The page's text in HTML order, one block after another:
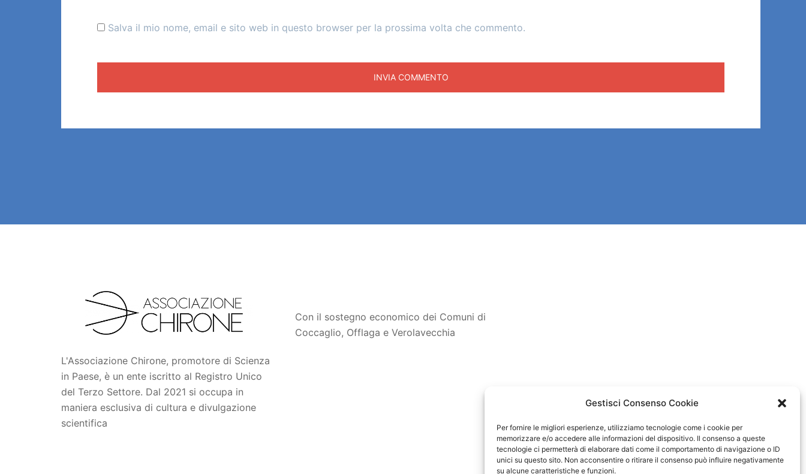
Gestisci Consenso Cookie
Per fornire le migliori esperienze, utilizziamo tecnologie come i cookie per
memorizzare e/o accedere alle informazioni del dispositivo. Il consenso a queste
tecnologie ci permetterà di elaborare dati come il comportamento di navigazione o ID
unici su questo sito. Non acconsentire o ritirare il consenso può influire negativamente
su alcune caratteristiche e funzioni.
Salva il mio nome, email e sito web in questo browser per la prossima volta che commento.
L'Associazione Chirone, promotore di Scienza
in Paese, è un ente iscritto al Registro Unico
del Terzo Settore. Dal 2021 si occupa in
maniera esclusiva di cultura e divulgazione
scientifica
Con il sostegno economico dei Comuni di
Coccaglio, Offlaga e Verolavecchia